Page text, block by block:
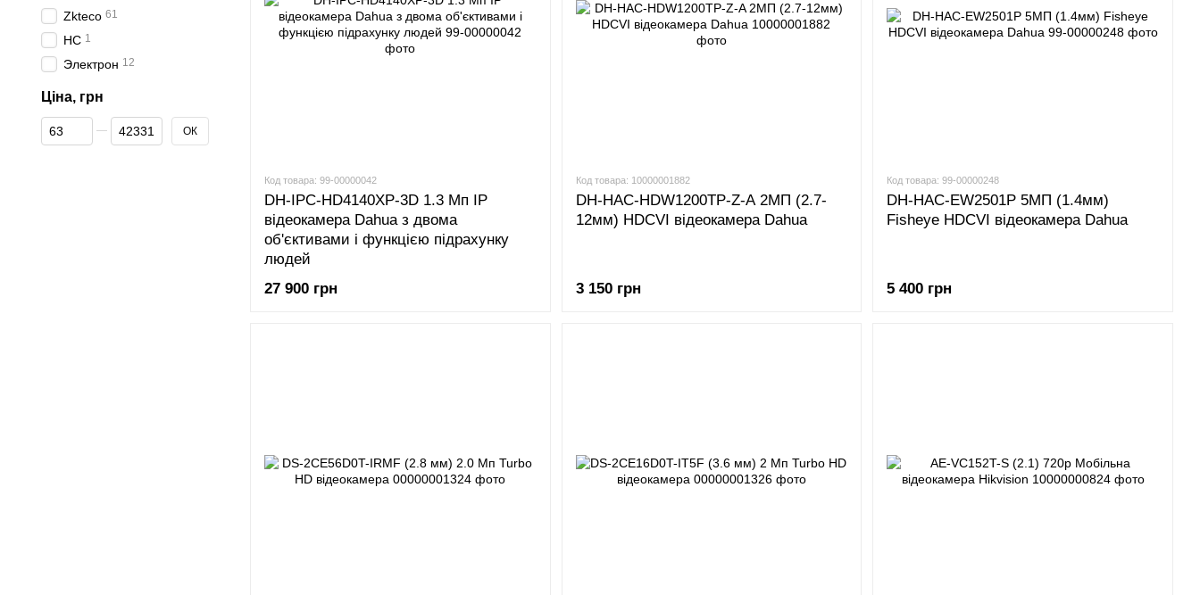
Код товара: 99-00000042
DH-IPC-HD4140XP-3D 1.3 Мп IP
відеокамера Dahua з двома
об'єктивами і функцією підрахунку
людей
27 900 грн
Код товара: 10000001882
DH-HAC-HDW1200TP-Z-A 2МП (2.7-
12мм) HDCVI відеокамера Dahua
3 150 грн
Код товара: 99-00000248
DH-HAC-EW2501P 5МП (1.4мм)
Fisheye HDCVI відеокамера Dahua
5 400 грн
Zkteco 61
НС 1
Электрон 12
Ціна, грн
От Ціна, грн
До Ціна, грн ОК